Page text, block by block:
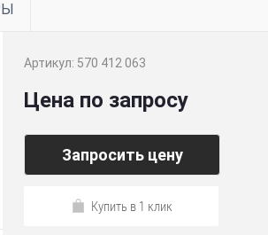
Артикул: 570 412 063
Цена по запросу
Запросить цену
Купить в 1 клик